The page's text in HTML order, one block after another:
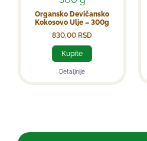
Organsko Devičansko
Kokosovo Ulje – 300g
830,00 RSD
Kupite
Detaljnije